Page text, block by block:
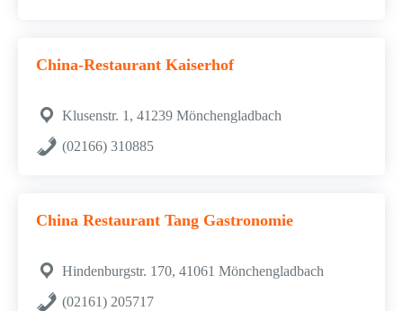
China-Restaurant Kaiserhof
Klusenstr. 1, 41239 Mönchengladbach
(02166) 310885
China Restaurant Tang Gastronomie
Hindenburgstr. 170, 41061 Mönchengladbach
(02161) 205717